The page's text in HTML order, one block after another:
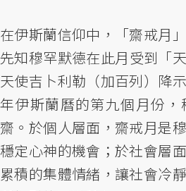
在伊斯蘭信仰中，「齋戒月
先知穆罕默德在此月受到「
天使吉卜利勒（加百列）降
年伊斯蘭曆的第九個月份
齋。於個人層面，齋戒月是
穩定心神的機會；於社會層
累積的集體情緒，讓社會冷